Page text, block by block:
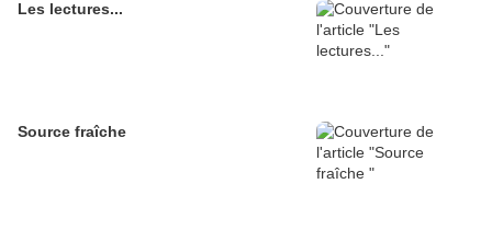
Les lectures...
Source fraîche